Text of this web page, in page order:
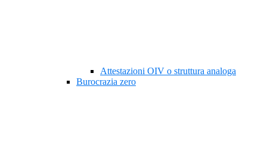
Attestazioni OIV o struttura analoga
Burocrazia zero